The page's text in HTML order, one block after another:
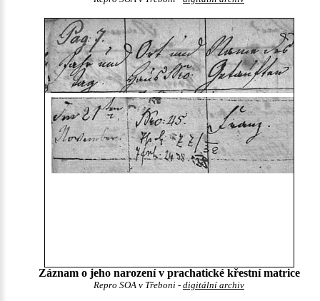
Záznam o jeho narození v prachatické křestní matrice
Repro SOA v Třeboni - digitální archiv